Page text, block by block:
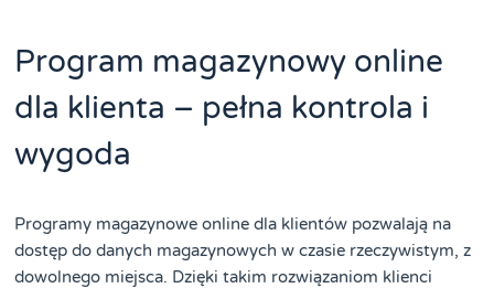
Program magazynowy online
dla klienta – pełna kontrola i
wygoda
Programy magazynowe online dla klientów pozwalają na
dostęp do danych magazynowych w czasie rzeczywistym, z
dowolnego miejsca. Dzięki takim rozwiązaniom klienci